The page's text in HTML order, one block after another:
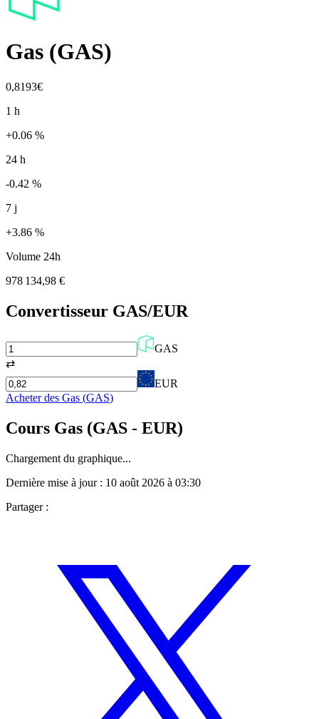
Gas (GAS)
0,8193€
1 h
+0.06 %
24 h
-0.42 %
7 j
+3.86 %
Volume 24h
978 134,98 €
Convertisseur GAS/EUR
GAS
⇄
EUR
Acheter des Gas (GAS)
Cours Gas (GAS - EUR)
Chargement du graphique...
Dernière mise à jour : 10 août 2026 à 03:30
Partager :